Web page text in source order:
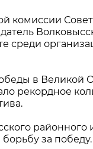
комиссии
среди
в Великой
рекордное
районного
за победу.